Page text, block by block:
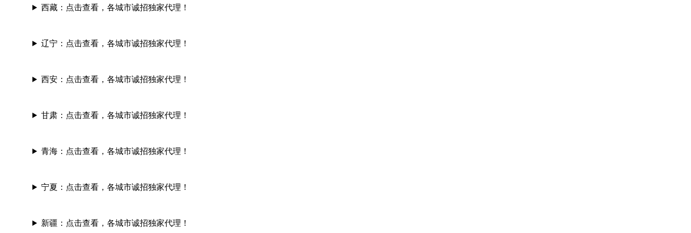
西藏： 点击查看，各城市诚招独家代理！
辽宁： 点击查看，各城市诚招独家代理！
西安： 点击查看，各城市诚招独家代理！
甘肃： 点击查看，各城市诚招独家代理！
青海： 点击查看，各城市诚招独家代理！
宁夏： 点击查看，各城市诚招独家代理！
新疆： 点击查看，各城市诚招独家代理！